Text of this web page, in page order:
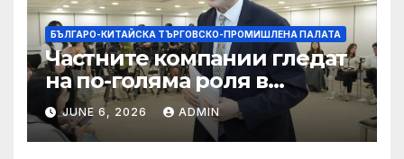
БЪЛГАРО-КИТАЙСКА ТЪРГОВСКО-ПРОМИШЛЕНА ПАЛАТА
Частните компании гледат
на по-голяма роля в
стратегическата
енергетика
JUNE 6, 2026 ADMIN